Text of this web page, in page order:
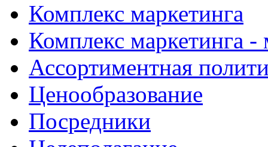
Комплекс маркетинга
Комплекс маркетинга
Ассортиментная
Ценообразование
Посредники